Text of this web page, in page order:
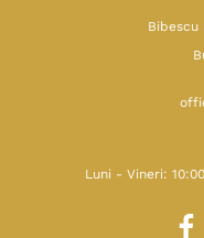
Bibescu
Luni - Vineri: